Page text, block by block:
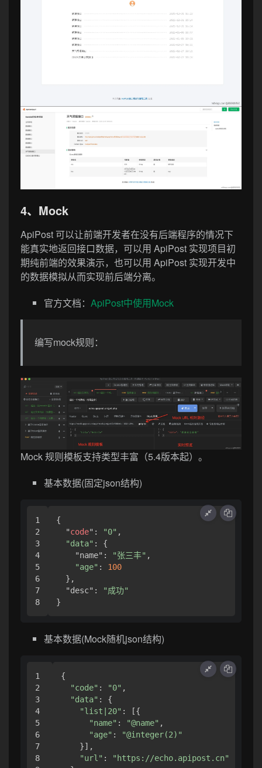
4、Mock
ApiPost 可以让前端开发者在没有后端程序的情况下
能真实地返回接口数据，可以用 ApiPost 实现项目初
期纯前端的效果演示，也可以用 ApiPost 实现开发中
的数据模拟从而实现前后端分离。
官方文档： ApiPost中使用Mock
编写mock规则：
Mock 规则模板支持类型丰富（5.4版本起）。
基本数据(固定json结构)
1
2
3
4
5
6
7
{
  "
code": "0" ,
"data" : {
    "name":
"张三丰" ,
"age" : 100
  },
  "desc":
"成功"
}
基本数据(Mock随机json结构)
1
2
3
4
5
6
7
8
{
"code" : "0" ,
"data" : {
"list|20" : [{
"name" : "@name" ,
"age" :
"@integer(2)"
    }],
"url" :
"https://echo.apipost.cn"